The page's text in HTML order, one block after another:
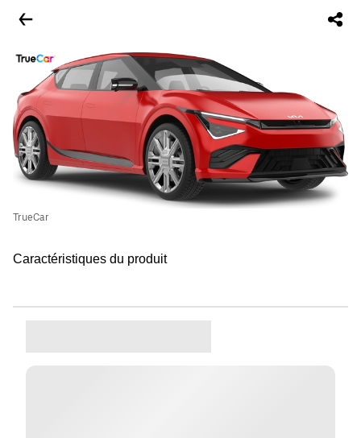
TrueCar
Caractéristiques du produit